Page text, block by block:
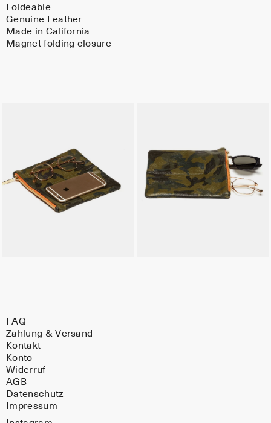
Foldeable
Genuine Leather
Made in California
Magnet folding closure
FAQ
Zahlung & Versand
Kontakt
Konto
Widerruf
AGB
Datenschutz
Impressum